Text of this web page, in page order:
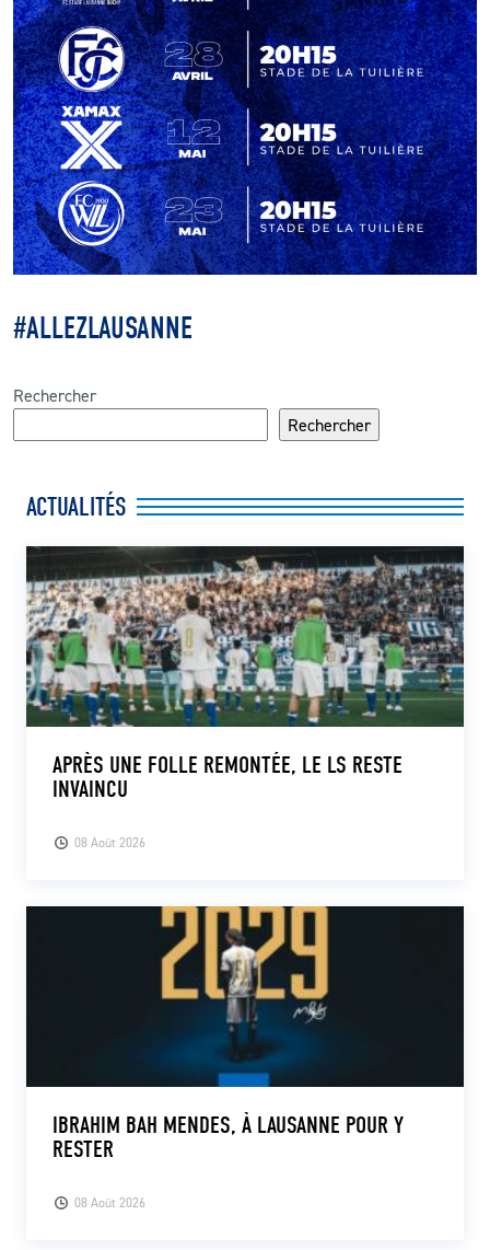
#ALLEZLAUSANNE
Rechercher
Rechercher
ACTUALITÉS
08 Août 2026
APRÈS UNE FOLLE REMONTÉE, LE LS RESTE
INVAINCU
08 Août 2026
IBRAHIM BAH MENDES, À LAUSANNE POUR Y
RESTER